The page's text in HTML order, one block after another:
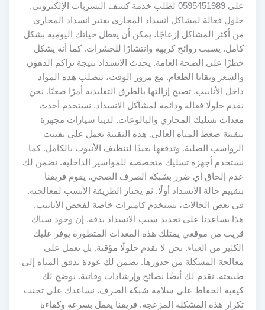
على 0595451989 لطلب خدمة كشف التسربات الإلكتروني.
حلول فعالة لمشاكل انسداد المجاري يعتبر انسداد المجاري
من أكثر المشاكل إزعاجًا. يمكن أن يعطل حياتك اليومية بشكل
كامل. يسبب روائح كريهة وانتشارًا للحشرات. كما أنه يشكل
خطرًا على الصحة العامة. يحدث الانسداد نتيجة تراكم الدهون
والشعر وبقايا الطعام. مع مرور الوقت، تتصلب هذه المواد
داخل الأنابيب. تصبح إزالتها بالطرق التقليدية أمرًا صعبًا. نحن
نقدم حلولًا فعالة ودائمة لمشاكل الانسداد. نستخدم أحدث
معدات تسليك المجاري والبالوعات. لدينا سيارات مجهزة
بتقنية ضغط المياه العالي. هذه التقنية تعمل على تفتيت
الرواسب الصلبة. وتدفعها بعيدًا لتنظيف الأنبوب بالكامل. كما
نستخدم أجهزة تسليك متخصصة للمواسير الداخلية. نضمن لك
عدم إلحاق أي ضرر بشبكة الصرف الصحي. يقوم فريقنا
بتقييم حالة الانسداد أولًا. ثم يختار الطريقة الأنسب لمعالجته.
في بعض الحالات، نستخدم كاميرات خاصة لفحص الأنابيب.
هذا يساعدنا على تحديد سبب الانسداد بدقة. إن وجود سباك
قريب من موقعي يمتلك هذه المعدات المتطورة يوفر عليك
الكثير من العناء. نحن لا نقدم حلولًا مؤقتة. بل نعمل على
معالجة المشكلة من جذورها. نضمن لك عودة تدفق المياه إلى
طبيعته. نقدم لك أيضًا نصائح وإرشادات وقائية. نوضح لك
كيفية الحفاظ على سلامة شبكة الصرف. نساعدك على تجنب
تكرار هذه المشكلة المزعجة. فريقنا يعمل بسرعة وكفاءة